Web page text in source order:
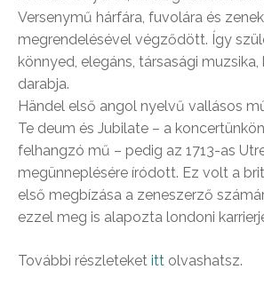
Versenymű hárfára, fuvolára és
megrendelésével végződött. Így
könnyed, elegáns, társasági
darabja.
Händel első angol nyelvű vallásos
Te deum és Jubilate – a
felhangzó mű – pedig az 1713-as
megünneplésére íródott. Ez volt a
első megbízása a zeneszerző
ezzel meg is alapozta londoni
További részleteket itt olvashatsz.